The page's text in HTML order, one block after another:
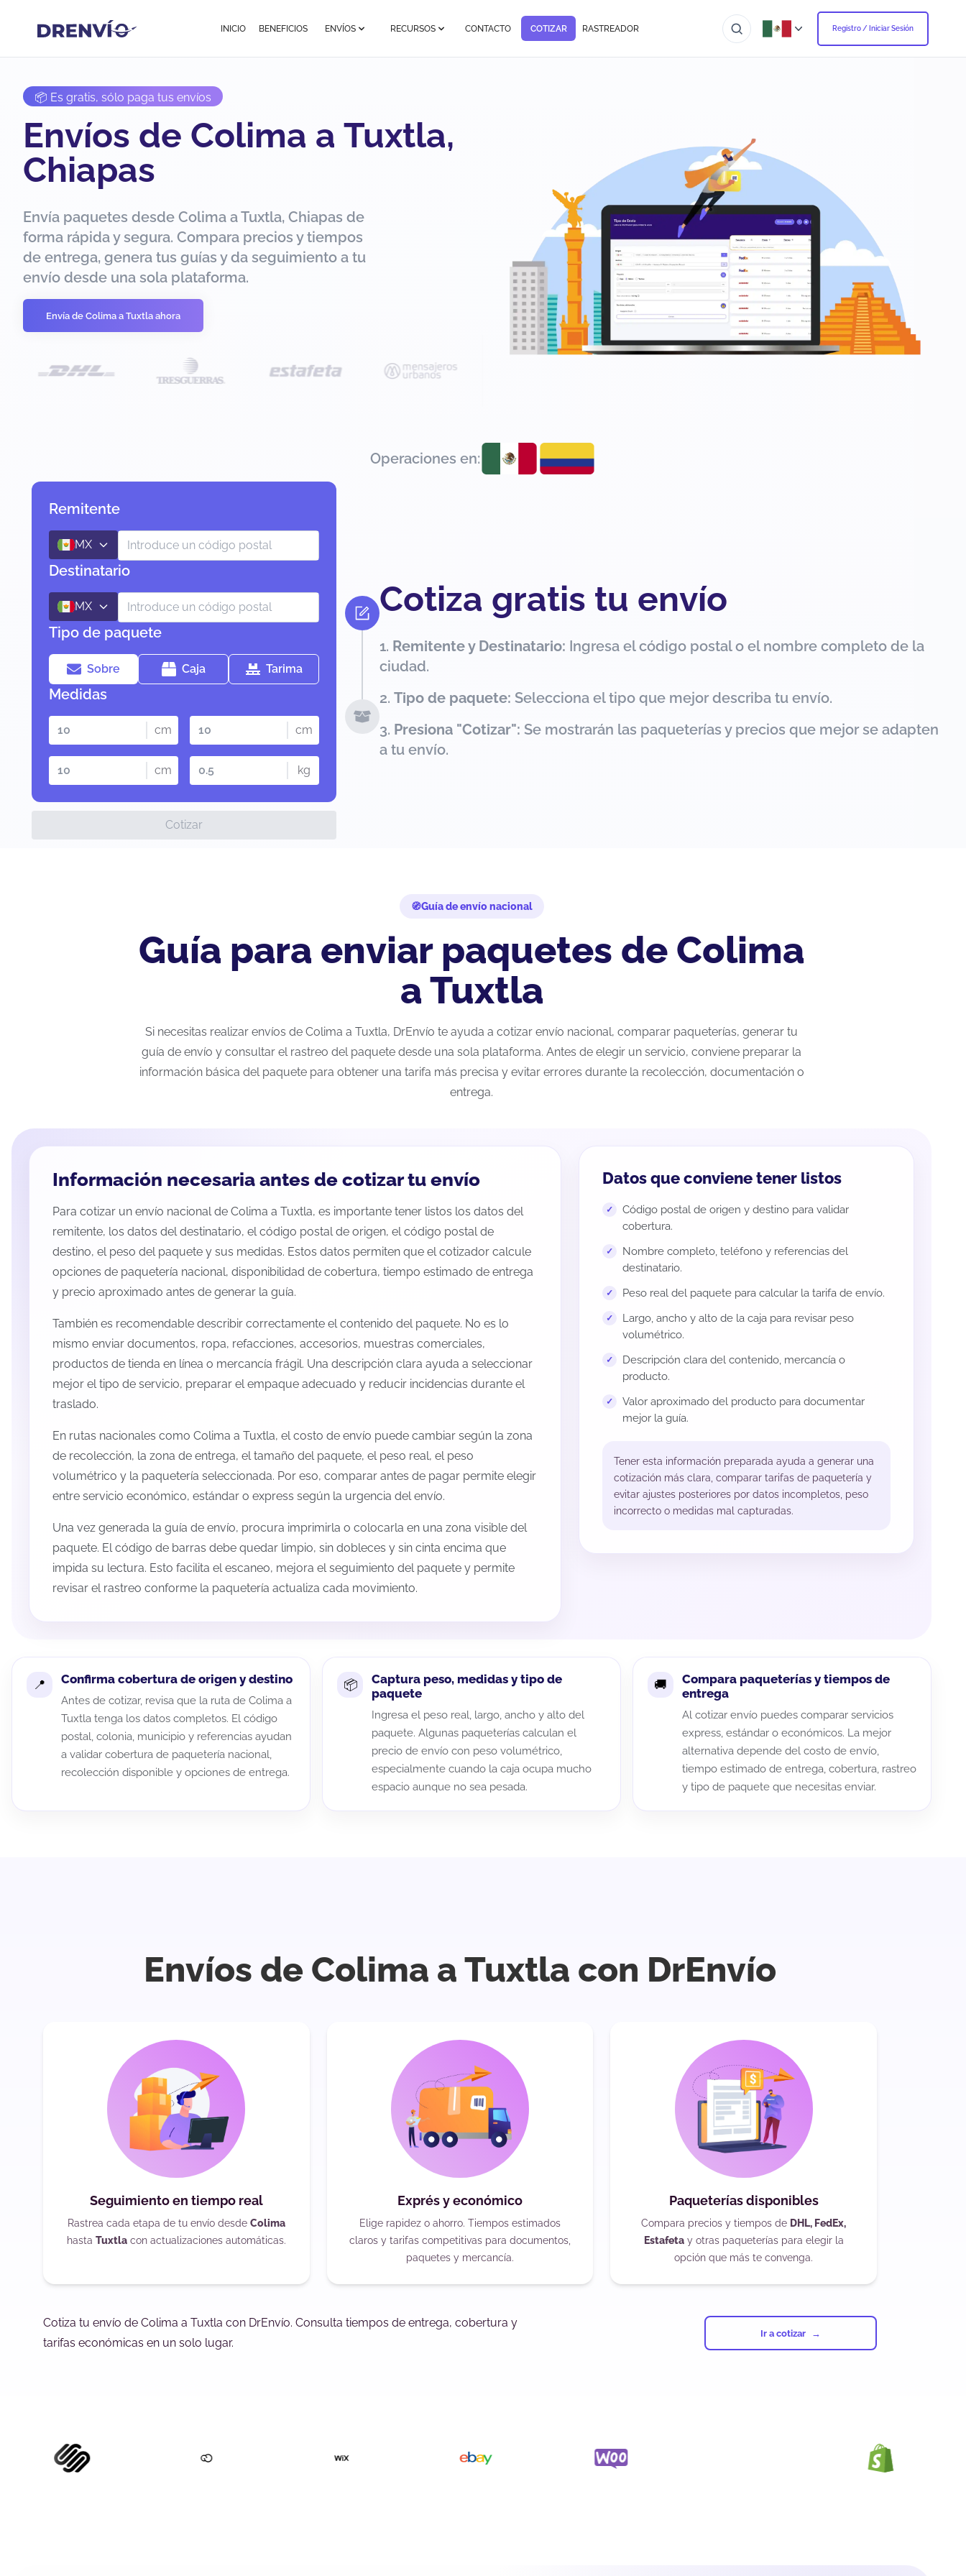
INICIO BENEFICIOS ENVÍOS RECURSOS CONTACTO COTIZAR RASTREADOR Registro / Iniciar Sesión
📦 Es gratis, sólo paga tus envíos
Envíos de Colima a Tuxtla,
Chiapas
Envía paquetes desde Colima a Tuxtla, Chiapas de
forma rápida y segura. Compara precios y tiempos
de entrega, genera tus guías y da seguimiento a tu
envío desde una sola plataforma.
Envía de Colima a Tuxtla ahora
Operaciones en:
Remitente
MX
Destinatario
MX
Tipo de paquete
Sobre Caja Tarima
Medidas
cm cm
cm kg
Cotizar
Cotiza gratis tu envío
Remitente y Destinatario: Ingresa el código postal o el nombre completo de la
ciudad.
Tipo de paquete: Selecciona el tipo que mejor describa tu envío.
Presiona "Cotizar": Se mostrarán las paqueterías y precios que mejor se adapten
a tu envío.
Guía de envío nacional
Guía para enviar paquetes de Colima
a Tuxtla
Si necesitas realizar envíos de Colima a Tuxtla, DrEnvío te ayuda a cotizar envío nacional, comparar paqueterías, generar tu
guía de envío y consultar el rastreo del paquete desde una sola plataforma. Antes de elegir un servicio, conviene preparar la
información básica del paquete para obtener una tarifa más precisa y evitar errores durante la recolección, documentación o
entrega.
Información necesaria antes de cotizar tu envío
Para cotizar un envío nacional de Colima a Tuxtla, es importante tener listos los datos del
remitente, los datos del destinatario, el código postal de origen, el código postal de
destino, el peso del paquete y sus medidas. Estos datos permiten que el cotizador calcule
opciones de paquetería nacional, disponibilidad de cobertura, tiempo estimado de entrega
y precio aproximado antes de generar la guía.
También es recomendable describir correctamente el contenido del paquete. No es lo
mismo enviar documentos, ropa, refacciones, accesorios, muestras comerciales,
productos de tienda en línea o mercancía frágil. Una descripción clara ayuda a seleccionar
mejor el tipo de servicio, preparar el empaque adecuado y reducir incidencias durante el
traslado.
En rutas nacionales como Colima a Tuxtla, el costo de envío puede cambiar según la zona
de recolección, la zona de entrega, el tamaño del paquete, el peso real, el peso
volumétrico y la paquetería seleccionada. Por eso, comparar antes de pagar permite elegir
entre servicio económico, estándar o express según la urgencia del envío.
Una vez generada la guía de envío, procura imprimirla o colocarla en una zona visible del
paquete. El código de barras debe quedar limpio, sin dobleces y sin cinta encima que
impida su lectura. Esto facilita el escaneo, mejora el seguimiento del paquete y permite
revisar el rastreo conforme la paquetería actualiza cada movimiento.
Datos que conviene tener listos
Código postal de origen y destino para validar
cobertura.
Nombre completo, teléfono y referencias del
destinatario.
Peso real del paquete para calcular la tarifa de envío.
Largo, ancho y alto de la caja para revisar peso
volumétrico.
Descripción clara del contenido, mercancía o
producto.
Valor aproximado del producto para documentar
mejor la guía.
Tener esta información preparada ayuda a generar una
cotización más clara, comparar tarifas de paquetería y
evitar ajustes posteriores por datos incompletos, peso
incorrecto o medidas mal capturadas.
Confirma cobertura de origen y destino
Antes de cotizar, revisa que la ruta de Colima a
Tuxtla tenga los datos completos. El código
postal, colonia, municipio y referencias ayudan
a validar cobertura de paquetería nacional,
recolección disponible y opciones de entrega.
Captura peso, medidas y tipo de
paquete
Ingresa el peso real, largo, ancho y alto del
paquete. Algunas paqueterías calculan el
precio de envío con peso volumétrico,
especialmente cuando la caja ocupa mucho
espacio aunque no sea pesada.
Compara paqueterías y tiempos de
entrega
Al cotizar envío puedes comparar servicios
express, estándar o económicos. La mejor
alternativa depende del costo de envío,
tiempo estimado de entrega, cobertura, rastreo
y tipo de paquete que necesitas enviar.
Envíos de Colima a Tuxtla con DrEnvío
Seguimiento en tiempo real
Rastrea cada etapa de tu envío desde Colima
hasta Tuxtlacon actualizaciones automáticas.
Exprés y económico
Elige rapidez o ahorro. Tiempos estimados
claros y tarifas competitivas para documentos,
paquetes y mercancía.
Paqueterías disponibles
Compara precios y tiempos de DHL, FedEx,
Estafetay otras paqueterías para elegir la
opción que más te convenga.
Cotiza tu envío de Colima a Tuxtla con DrEnvío. Consulta tiempos de entrega, cobertura y
tarifas económicas en un solo lugar.
Ir a cotizar